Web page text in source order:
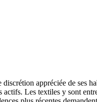
appréciée de ses
Les textiles y sont